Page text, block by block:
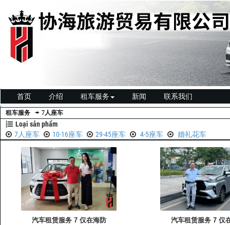
首页 介绍 租车服务 新闻 联系我们
租车服务 7人座车
Loại sản phẩm
7人座车
10-16座车 29-45座车 4-5座车 婚礼花车
汽车租赁服务 7 仅在海防 汽车租赁服务 7 仅